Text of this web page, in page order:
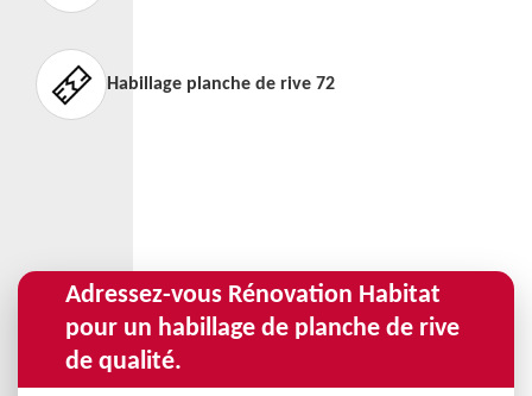
Habillage planche de rive 72
Adressez-vous Rénovation Habitat
pour un habillage de planche de rive
de qualité.